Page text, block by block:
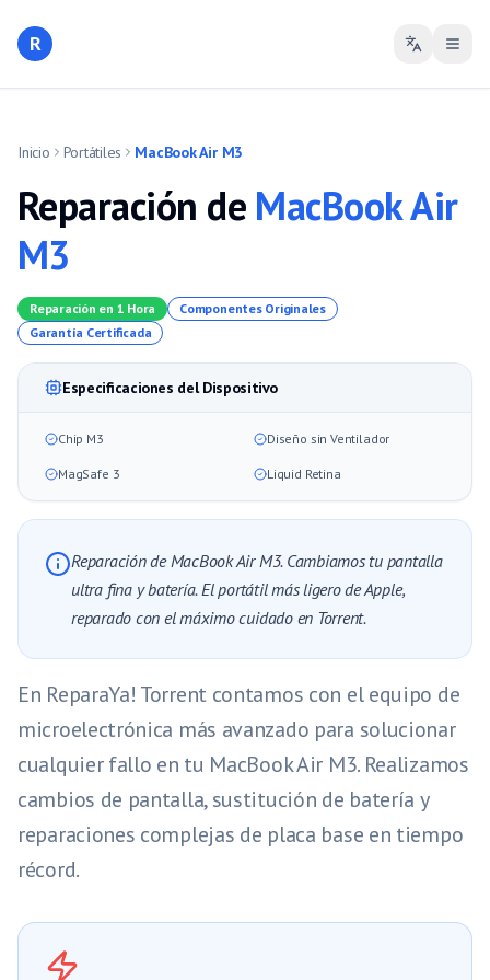
R
Inicio Portátiles MacBook Air M3
Reparación de MacBook Air
M3
Reparación en 1 Hora
Componentes Originales
Garantía Certificada
Especificaciones del Dispositivo
Chip M3 Diseño sin Ventilador
MagSafe 3 Liquid Retina
Reparación de MacBook Air M3. Cambiamos tu pantalla
ultra fina y batería. El portátil más ligero de Apple,
reparado con el máximo cuidado en Torrent.
En ReparaYa! Torrent contamos con el equipo de
microelectrónica más avanzado para solucionar
cualquier fallo en tu MacBook Air M3. Realizamos
cambios de pantalla, sustitución de batería y
reparaciones complejas de placa base en tiempo
récord.